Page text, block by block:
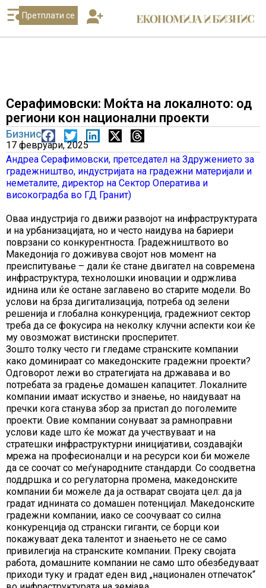
Претплати се
Серафимовски: Моќта на локалното: од
региони кон национални проекти
Бизнис
17 февруари, 2025
Андреа Серафимовски, претседател на Здружението за
градежништво, индустријата на градежни материјали и
неметалите, директор на Сектор Оператива и
високоградба во ГД Гранит)
Оваа индустрија го движи развојот на инфраструктурата
и на урбанизацијата, но и често наидува на бариери
поврзани со конкурентноста. Градежништвото во
Македонија го доживува својот нов момент на
преиспитување – дали ќе стане двигател на современа
инфраструктура, технолошки иновации и одржлива
иднина или ќе остане заглавено во старите модели. Во
услови на брза дигитализација, потреба од зелени
решенија и глобална конкуренција, градежниот сектор
треба да се фокусира на неколку клучни аспекти кои ќе
му овозможат вистински просперитет.
Зошто толку често ги гледаме странските компании
како доминираат со македонските градежни проекти?
Одговорот лежи во стратегијата на државава и во
потребата за градење домашен капацитет. Локалните
компании имаат искуство и знаење, но наидуваат на
пречки кога станува збор за пристап до поголемите
проекти. Овие компании сонуваат за рамноправни
услови каде што ќе можат да учествуваат и на
стратешки инфраструктурни иницијативи, создавајќи
мрежа на професионалци и на ресурси кои би можеле
да се соочат со меѓународните стандарди. Со соодветна
поддршка и со регулаторна промена, македонските
компании би можеле да ја остварат својата цел: да ја
градат иднината со домашен потенцијал. Македонските
градежни компании, иако се соочуваат со силна
конкуренција од странски гиганти, се борци кои
покажуваат дека талентот и знаењето не се само
привилегија на странските компании. Преку својата
работа, домашните компании не само што обезбедуваат
приходи туку и градат еден вид „национален отпечаток“